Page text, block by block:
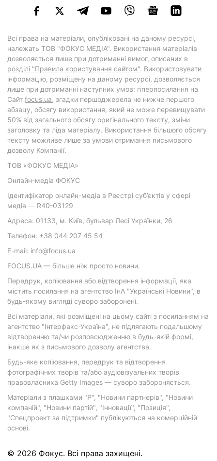
Всі права на матеріали, опубліковані на даному ресурсі,
належать ТОВ "ФОКУС МЕДІА". Використання матеріалів
дозволяється лише при дотриманні вимог, описаних в
розділі "Правила користування сайтом". Використовувати
інформацію, розміщену на даному ресурсі, дозволяється
лише при дотриманні наступних умов: гіперпосилання на
Cайт focus.ua, згадки першоджерела не нижче першого
абзацу, обсягу використання, який не може перевищувати
50% від загального обсягу оригінального тексту, зміни
заголовку та ліда матеріалу. Використання більшого обсягу
тексту можливе лише за умови отримання письмового
дозволу Компанії.
ТОВ «ФОКУС МЕДІА»
Онлайн-медіа ФОКУС
Ідентифікатор онлайн-медіа в Реєстрі суб’єктів у сфері
медіа — R40-03129
Адреса: 01133, м. Київ, бульвар Лесі Українки, 26
Телефон: +38 044 207 45 54
E-mail: info@focus.ua
FOCUS.UA — більше ніж просто новини.
Передрук, копіювання або відтворення інформації, яка
містить посилання на агентство ІнА "Українські Новини", в
будь-якому вигляді суворо заборонені.
Всі матеріали, які розміщені на цьому сайті з посиланням на
агентство "Інтерфакс-Україна", не підлягають подальшому
відтворенню та/чи розповсюдженню в будь-якій формі,
інакше як з письмового дозволу агентства.
Будь-яке копіювання, передрук та відтворення
фотографічних творів та/або аудіовізуальних творів
правовласника Getty Images — суворо забороняється.
Матеріали з плашками "Р", "Новини партнерів", "Новини
компаній", "Новини партій", "Інновації", "Позиція",
"Спецпроект за підтримки" публікуються на комерційній
основі.
© 2026 Фокус. Всі права захищені.